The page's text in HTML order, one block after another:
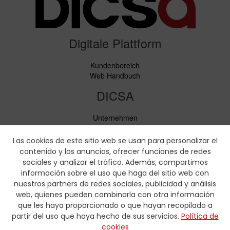
Las cookies de este sitio web se usan para personalizar el
contenido y los anuncios, ofrecer funciones de redes
sociales y analizar el tráfico. Además, compartimos
información sobre el uso que haga del sitio web con
nuestros partners de redes sociales, publicidad y análisis
web, quienes pueden combinarla con otra información
que les haya proporcionado o que hayan recopilado a
partir del uso que haya hecho de sus servicios. Política de
cookies
Digitale Plattform
Kundenbereich
Web Handbuch
DICSA
Unternehmen
Neuigkeiten
Service
Verhaltenskodex
Soziale Verantwortung
Downloads
Preislisten und Produktbroschüren
Zertifikate
Pressmaaßtabellen